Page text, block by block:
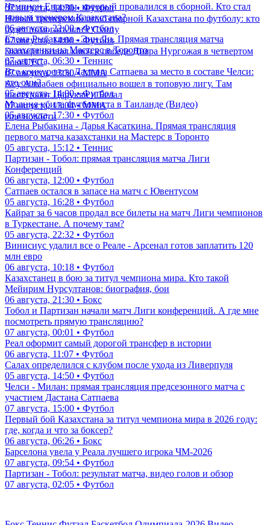
07 августа, 14:30 • Футбол
Новый тренерский штаб сборной Казахстана по футболу: кто
будет помогать ван'т Схипу
07 августа, 14:00 • Футбол
Эксперт назвал ключ к победе Дияра Нургожая в четвертом
бою UFC
07 августа, 13:30 • ММА
Асу Алмабаев официально вошел в топовую лигу. Там
выступают Царукян и Белал
07 августа, 13:04 • ММА
еще новости
Чемпион Европы, который провалился в сборной. Кто стал
новым тренером Казахстана?
06 августа, 22:00 • Футбол
Елена Рыбакина - Энн Ли. Прямая трансляция матча
казахстанки на Мастерс в Торонто
07 августа, 06:30 • Теннис
Все конкуренты Дастана Сатпаева за место в составе Челси:
кто они?
05 августа, 14:00 • Футбол
Молния убила футболиста в Таиланде (Видео)
05 августа, 17:30 • Футбол
Елена Рыбакина - Дарья Касаткина. Прямая трансляция
первого матча казахстанки на Мастерс в Торонто
05 августа, 15:12 • Теннис
Партизан - Тобол: прямая трансляция матча Лиги
Конференций
06 августа, 12:00 • Футбол
Сатпаев остался в запасе на матч с Ювентусом
05 августа, 16:28 • Футбол
Кайрат за 6 часов продал все билеты на матч Лиги чемпионов
в Туркестане. А почему там?
05 августа, 22:32 • Футбол
Винисиус удалил все о Реале - Арсенал готов заплатить 120
млн евро
06 августа, 10:18 • Футбол
Казахстанец в бою за титул чемпиона мира. Кто такой
Мейирим Нурсултанов: биография, бои
06 августа, 21:30 • Бокс
Тобол и Партизан начали матч Лиги конференций. А где мне
посмотреть прямую трансляцию?
07 августа, 00:01 • Футбол
Реал оформит самый дорогой трансфер в истории
06 августа, 11:07 • Футбол
Салах определился с клубом после ухода из Ливерпуля
05 августа, 14:50 • Футбол
Челси - Милан: прямая трансляция предсезонного матча с
участием Дастана Сатпаева
07 августа, 15:00 • Футбол
Первый бой Казахстана за титул чемпиона мира в 2026 году:
где, когда и что за боксер?
06 августа, 06:26 • Бокс
Барселона увела у Реала лучшего игрока ЧМ-2026
07 августа, 09:54 • Футбол
Партизан - Тобол: результат матча, видео голов и обзор
07 августа, 02:05 • Футбол